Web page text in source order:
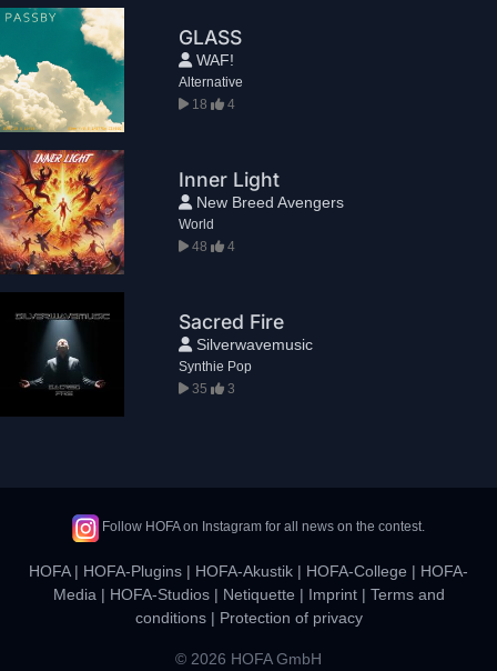
GLASS
WAF!
Alternative
18
4
Inner Light
New Breed Avengers
World
48
4
Sacred Fire
Silverwavemusic
Synthie Pop
35
3
Follow HOFA on Instagram for all news on the contest.
HOFA| HOFA-Plugins | HOFA-Akustik | HOFA-College | HOFA-
Media | HOFA-Studios| Netiquette | Imprint| Terms and
conditions| Protection of privacy
© 2026 HOFA GmbH